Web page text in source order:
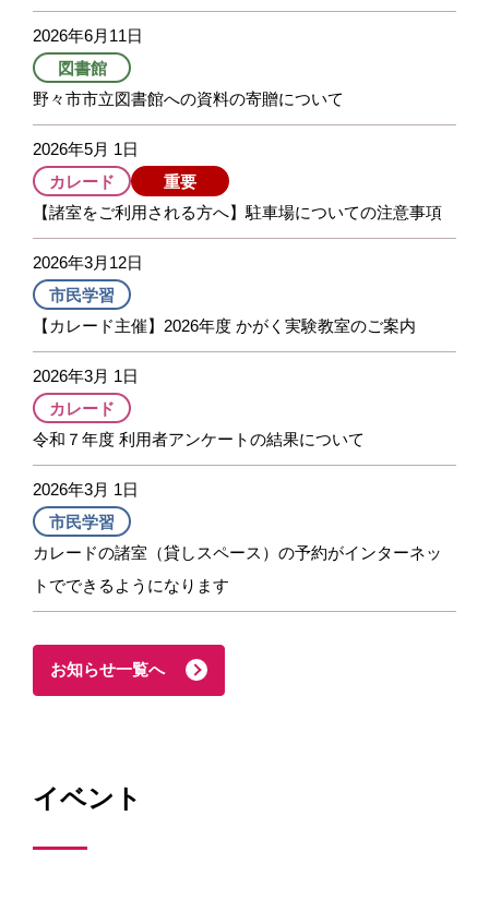
2026年6月11日
図書館
野々市市立図書館への資料の寄贈について
2026年5月 1日
カレード
重要
【諸室をご利用される方へ】駐車場についての注意事項
2026年3月12日
市民学習
【カレード主催】2026年度 かがく実験教室のご案内
2026年3月 1日
カレード
令和７年度 利用者アンケートの結果について
2026年3月 1日
市民学習
カレードの諸室（貸しスペース）の予約がインターネッ
トでできるようになります
お知らせ一覧へ
イベント